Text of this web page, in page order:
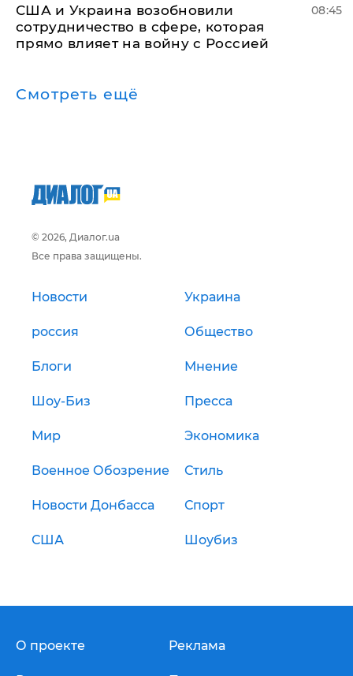
США и Украина возобновили
сотрудничество в сфере, которая
прямо влияет на войну с Россией
08:45
Смотреть ещё
© 2026, Диалог.ua
Все права защищены.
Новости Украина
россия Общество
Блоги Мнение
Шоу-Биз Пресса
Мир Экономика
Военное Обозрение Стиль
Новости Донбасса Спорт
США Шоубиз
О проекте Реклама